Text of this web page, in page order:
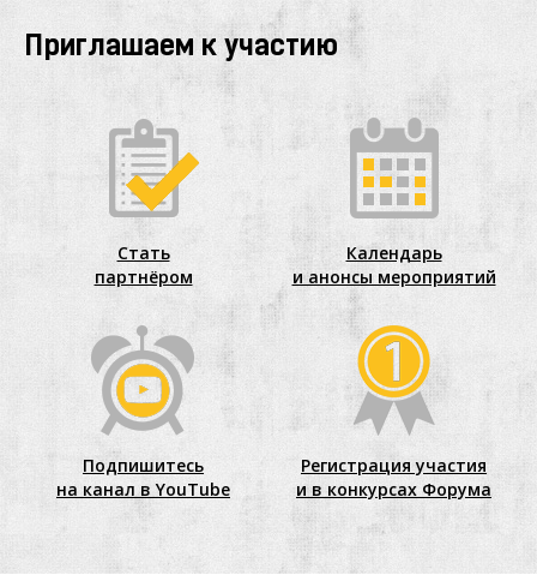
Приглашаем к участию
Стать
партнёром
Календарь
и анонсы мероприятий
Подпишитесь
на канал в YouTube
Регистрация участия
и в конкурсах Форума